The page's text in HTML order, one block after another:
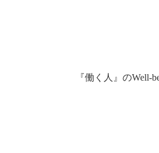
『働く人』のWell-